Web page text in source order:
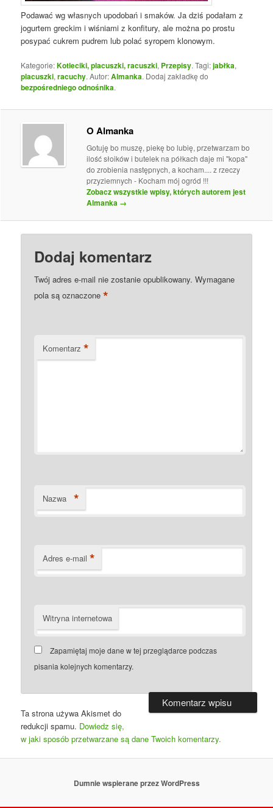
Podawać wg własnych upodobań i smaków. Ja dziś podałam z
jogurtem greckim i wiśniami z konfitury, ale można po prostu
posypać cukrem pudrem lub polać syropem klonowym.
Kategorie:Kotleciki, placuszki, racuszki, Przepisy. Tagi:jabłka,
placuszki,racuchy. Autor:Almanka. Dodaj zakładkę do
bezpośredniego odnośnika.
O Almanka
Gotuję bo muszę, piekę bo lubię, przetwarzam bo
ilość słoików i butelek na półkach daje mi "kopa"
do zrobienia następnych, a kocham.... z rzeczy
przyziemnych - Kocham mój ogród !!!
Zobacz wszystkie wpisy, których autorem jest
Almanka →
Dodaj komentarz
Twój adres e-mail nie zostanie opublikowany. Wymagane
pola są oznaczone*
Komentarz *
Nazwa *
Adres e-mail *
Witryna internetowa
Zapamiętaj moje dane w tej przeglądarce podczas
pisania kolejnych komentarzy.
Ta strona używa Akismet do
redukcji spamu. Dowiedz się,
w jaki sposób przetwarzane są dane Twoich komentarzy.
Dumnie wspierane przez WordPress